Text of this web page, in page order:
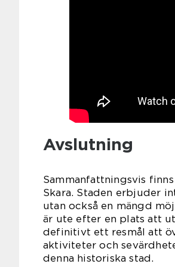
Avslutning
Sammanfattningsvis
Skara. Staden erbjuder
utan också en mängd
är ute efter en plats att
definitivt ett resmål att
aktiviteter och
denna historiska stad.